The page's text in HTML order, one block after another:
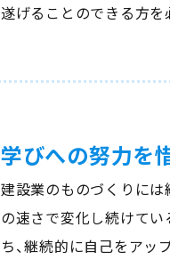
遂げることのできる方を
学びへの努力を
建設業のものづくりには
の速さで変化し続けて
ち、継続的に自己をアッ